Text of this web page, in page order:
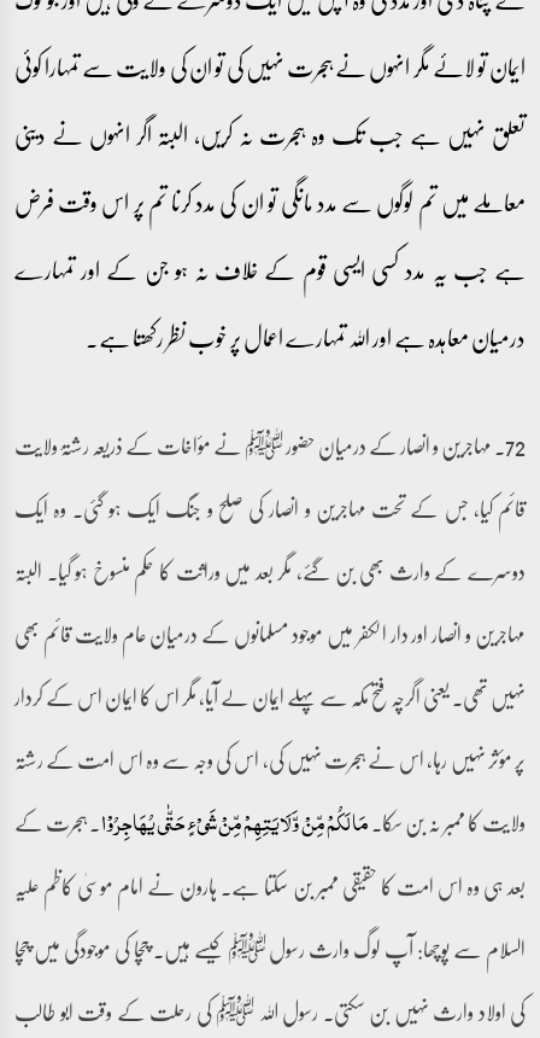
ایمان تو لائے مگر انہوں نے ہجرت نہیں کی تو ان کی ولایت سے تمہارا کوئی
تعلق نہیں ہے جب تک وہ ہجرت نہ کریں، البتہ اگر انہوں نے دینی
معاملے میں تم لوگوں سے مدد مانگی تو ان کی مدد کرنا تم پر اس وقت فرض
ہے جب یہ مدد کسی ایسی قوم کے خلاف نہ ہو جن کے اور تمہارے
درمیان معاہدہ ہے اور اللہ تمہارے اعمال پر خوب نظر رکھتا ہے۔
72۔ مہاجرین و انصار کے درمیان حضور ﷺ نے مؤاخات کے ذریعہ رشتۂ ولایت
قائم کیا، جس کے تحت مہاجرین و انصار کی صلح و جنگ ایک ہو گئی۔ وہ ایک
دوسرے کے وارث بھی بن گئے، مگر بعد میں وراثت کا حکم منسوخ ہو گیا۔ البتہ
مہاجرین و انصار اور دار الکفر میں موجود مسلمانوں کے درمیان عام ولایت قائم بھی
نہیں تھی۔ یعنی اگرچہ فتح مکہ سے پہلے ایمان لے آیا، مگر اس کا ایمان اس کے کردار
پر مؤثر نہیں رہا، اس نے ہجرت نہیں کی، اس کی وجہ سے وہ اس امت کے رشتہ
ولایت کا ممبر نہ بن سکا۔مَا لَکُمۡ مِّنۡ وَّلَایَتِہِمۡ مِّنۡ شَیۡءٍ حَتّٰی یُہَاجِرُوۡا۔ ہجرت کے
بعد ہی وہ اس امت کا حقیقی ممبر بن سکتا ہے۔ ہارون نے امام موسیٰ کاظم علیہ
السلام سے پوچھا: آپ لوگ وارث رسول ﷺ کیسے ہیں۔ چچا کی موجودگی میں چچا
کی اولاد وارث نہیں بن سکتی۔ رسول اللہ ﷺ کی رحلت کے وقت ابو طالب